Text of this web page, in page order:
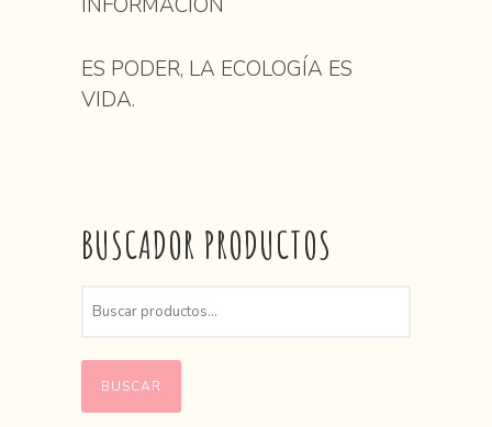
ES PODER, LA ECOLOGÍA ES
VIDA.
BUSCADOR PRODUCTOS
BUSCAR